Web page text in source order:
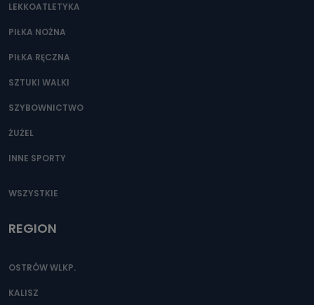
LEKKOATLETYKA
PIŁKA NOŻNA
PIŁKA RĘCZNA
SZTUKI WALKI
SZYBOWNICTWO
ŻUŻEL
INNE SPORTY
WSZYSTKIE
REGION
OSTRÓW WLKP.
KALISZ